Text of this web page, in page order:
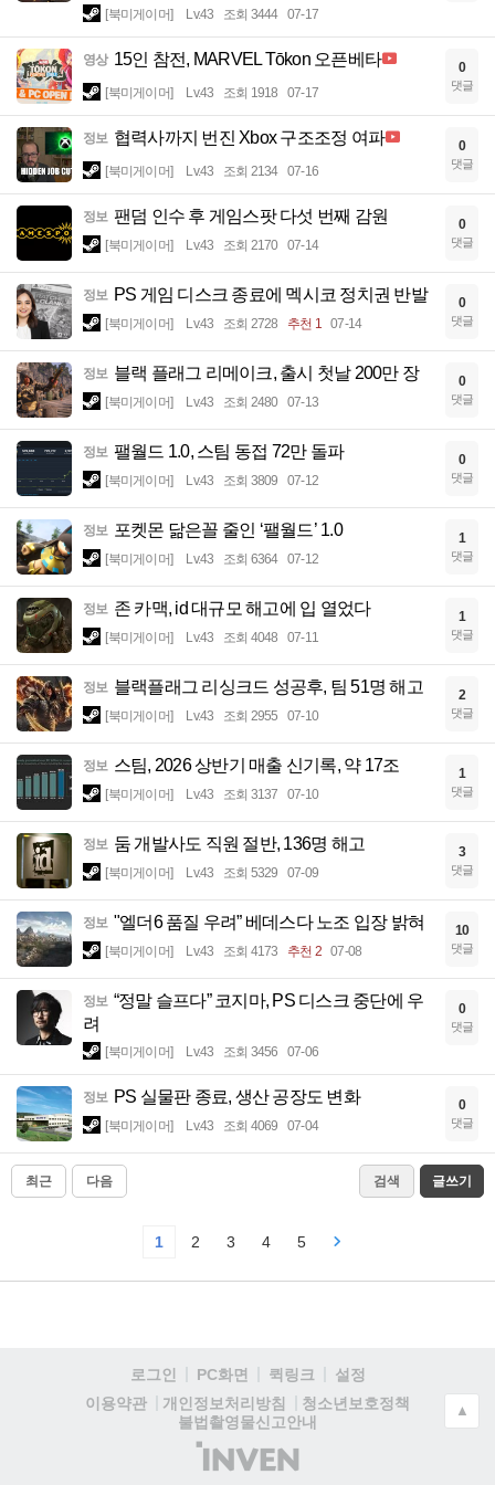
[북미게이머] Lv.43 조회 3444 07-17
영상 15인 참전, MARVEL Tōkon 오픈베타
[북미게이머] Lv.43 조회 1918 07-17
0
댓글
정보 협력사까지 번진 Xbox 구조조정 여파
[북미게이머] Lv.43 조회 2134 07-16
0
댓글
정보 팬덤 인수 후 게임스팟 다섯 번째 감원
[북미게이머] Lv.43 조회 2170 07-14
0
댓글
정보 PS 게임 디스크 종료에 멕시코 정치권 반발
[북미게이머] Lv.43 조회 2728 추천 1 07-14
0
댓글
정보 블랙 플래그 리메이크, 출시 첫날 200만 장
[북미게이머] Lv.43 조회 2480 07-13
0
댓글
정보 팰월드 1.0, 스팀 동접 72만 돌파
[북미게이머] Lv.43 조회 3809 07-12
0
댓글
정보 포켓몬 닮은꼴 줄인 ‘팰월드’ 1.0
[북미게이머] Lv.43 조회 6364 07-12
1
댓글
정보 존 카맥, id 대규모 해고에 입 열었다
[북미게이머] Lv.43 조회 4048 07-11
1
댓글
정보 블랙플래그 리싱크드 성공후, 팀 51명 해고
[북미게이머] Lv.43 조회 2955 07-10
2
댓글
정보 스팀, 2026 상반기 매출 신기록, 약 17조
[북미게이머] Lv.43 조회 3137 07-10
1
댓글
정보 둠 개발사도 직원 절반, 136명 해고
[북미게이머] Lv.43 조회 5329 07-09
3
댓글
정보 "엘더6 품질 우려” 베데스다 노조 입장 밝혀
[북미게이머] Lv.43 조회 4173 추천 2 07-08
10
댓글
정보 “정말 슬프다” 코지마, PS 디스크 중단에 우
려
[북미게이머] Lv.43 조회 3456 07-06
0
댓글
정보 PS 실물판 종료, 생산 공장도 변화
[북미게이머] Lv.43 조회 4069 07-04
0
댓글
최근 다음 검색 글쓰기
1 2 3 4 5
로그인 PC화면 퀵링크
설정
이용약관
개인정보처리방침
청소년보호정책
불법촬영물신고안내
(주)
인
▲